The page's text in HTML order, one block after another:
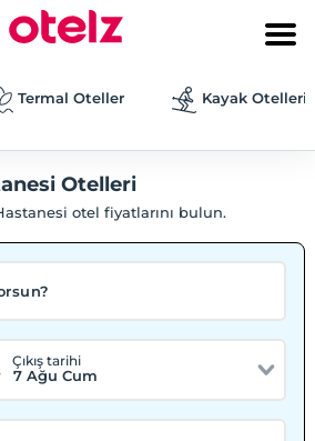
Termal Oteller Kayak Otelleri
Otelleri
otel fiyatlarını bulun.
Çıkış tarihi
7 Ağu Cum